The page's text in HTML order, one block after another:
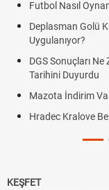
Futbol Nasıl
Deplasman Golü
Uygulanıyor?
DGS Sonuçları
Tarihini Duyurdu
Mazota İndirim
Hradec Kralove
KEŞFET